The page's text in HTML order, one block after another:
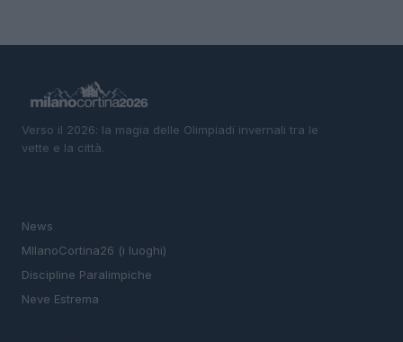
Verso il 2026: la magia delle Olimpiadi invernali tra le
vette e la città.
News
MIlanoCortina26 (i luoghi)
Discipline Paralimpiche
Neve Estrema